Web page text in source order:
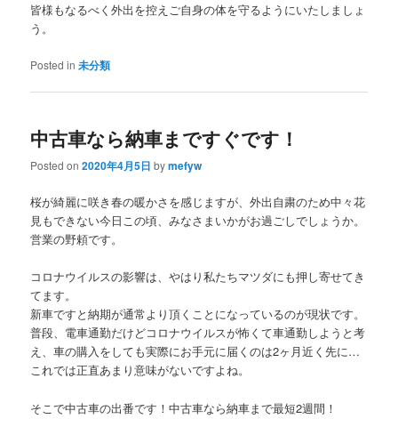
皆様もなるべく外出を控えご自身の体を守るようにいたしましょ
う。
Posted in 未分類
中古車なら納車まですぐです！
Posted on2020年4月5日 bymefyw
桜が綺麗に咲き春の暖かさを感じますが、外出自粛のため中々花
見もできない今日この頃、みなさまいかがお過ごしでしょうか。
営業の野頼です。
コロナウイルスの影響は、やはり私たちマツダにも押し寄せてき
てます。
新車ですと納期が通常より頂くことになっているのが現状です。
普段、電車通勤だけどコロナウイルスが怖くて車通勤しようと考
え、車の購入をしても実際にお手元に届くのは2ヶ月近く先に…
これでは正直あまり意味がないですよね。
そこで中古車の出番です！中古車なら納車まで最短2週間！